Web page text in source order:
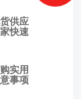
供应
快速
实用
事项